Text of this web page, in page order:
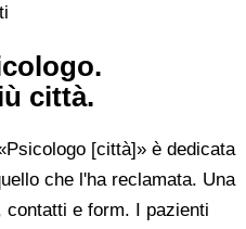
città.
[città]» è dedicata
che l'ha reclamata. Una
contatti e form. I pazienti